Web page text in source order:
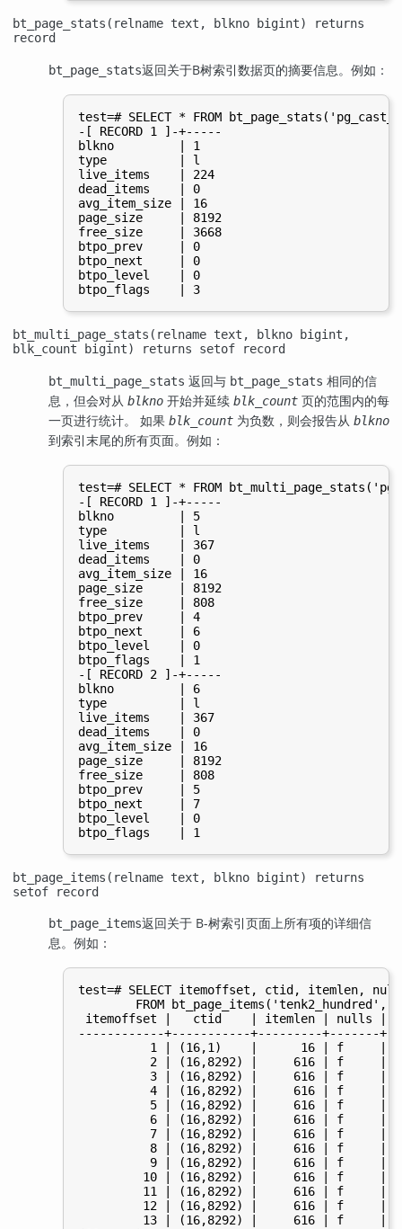
bt_page_stats(relname text, blkno bigint) returns
record
bt_page_stats返回关于B树索引数据页的摘要信息。例如：
test=# SELECT * FROM
-[ RECORD 1 ]-+-----
blkno         | 1
type          | l
live_items    | 224
dead_items    | 0
avg_item_size | 16
page_size     | 8192
free_size     | 3668
btpo_prev     | 0
btpo_next     | 0
btpo_level    | 0
bt_multi_page_stats(relname text, blkno bigint,
blk_count bigint) returns setof record
bt_multi_page_stats 返回与 bt_page_stats 相同的信
息，但会对从 blkno 开始并延续 blk_count 页的范围内的每
一页进行统计。 如果 blk_count 为负数，则会报告从 blkno
到索引末尾的所有页面。例如：
test=# SELECT * FROM
-[ RECORD 1 ]-+-----
blkno         | 5
type          | l
live_items    | 367
dead_items    | 0
avg_item_size | 16
page_size     | 8192
free_size     | 808
btpo_prev     | 4
btpo_next     | 6
btpo_level    | 0
btpo_flags    | 1
-[ RECORD 2 ]-+-----
blkno         | 6
type          | l
live_items    | 367
dead_items    | 0
avg_item_size | 16
page_size     | 8192
free_size     | 808
btpo_prev     | 5
btpo_next     | 7
btpo_level    | 0
bt_page_items(relname text, blkno bigint) returns
setof record
bt_page_items返回关于 B-树索引页面上所有项的详细信
息。例如：
test=# SELECT itemoffset, ctid, itemlen,
FROM bt_page_items('tenk2_hundred',
itemoffset |   ctid    | itemlen | nulls |
------------+-----------+---------+-------
1 | (16,1)    |      16 | f     |
2 | (16,8292) |     616 | f     |
3 | (16,8292) |     616 | f     |
4 | (16,8292) |     616 | f     |
5 | (16,8292) |     616 | f     |
6 | (16,8292) |     616 | f     |
7 | (16,8292) |     616 | f     |
8 | (16,8292) |     616 | f     |
9 | (16,8292) |     616 | f     |
10 | (16,8292) |     616 | f     |
11 | (16,8292) |     616 | f     |
12 | (16,8292) |     616 | f     |
13 | (16,8292) |     616 | f     |